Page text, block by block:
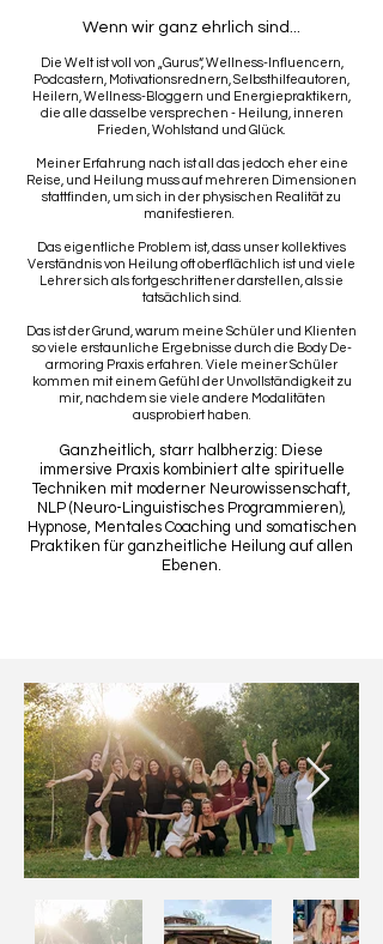
Wenn wir ganz ehrlich sind...
Die Welt ist voll von „Gurus“, Wellness-Influencern,
Podcastern, Motivationsrednern, Selbsthilfeautoren,
Heilern, Wellness-Bloggern und Energiepraktikern,
die alle dasselbe versprechen - Heilung, inneren
Frieden, Wohlstand und Glück.
Meiner Erfahrung nach ist all das jedoch eher eine
Reise, und Heilung muss auf mehreren Dimensionen
stattfinden, um sich in der physischen Realität zu
manifestieren.
Das eigentliche Problem ist, dass unser kollektives
Verständnis von Heilung oft oberflächlich ist und viele
Lehrer sich als fortgeschrittener darstellen, als sie
tatsächlich sind.
Das ist der Grund, warum meine Schüler und Klienten
so viele erstaunliche Ergebnisse durch die Body De-
armoring Praxis erfahren. Viele meiner Schüler
kommen mit einem Gefühl der Unvollständigkeit zu
mir, nachdem sie viele andere Modalitäten
ausprobiert haben.
Ganzheitlich, starr halbherzig: Diese
immersive Praxis kombiniert alte spirituelle
Techniken mit moderner Neurowissenschaft,
NLP (Neuro-Linguistisches Programmieren),
Hypnose, Mentales Coaching und somatischen
Praktiken für ganzheitliche Heilung auf allen
Ebenen.